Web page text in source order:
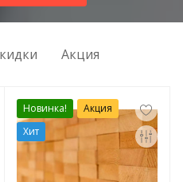
Акция
Новинка!
Акция
Хит